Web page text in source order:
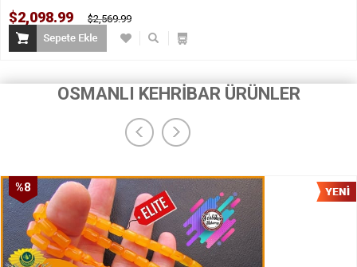
$2,098.99 $2,569.99
OSMANLI KEHRİBAR ÜRÜNLER
%8
İndirim